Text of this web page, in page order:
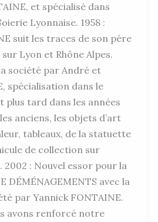
et spécialisé dans
Lyonnaise. 1958 :
suit les traces de son père
Lyon et Rhône Alpes.
société par André et
spécialisation dans le
plus tard dans les années
anciens, les objets d’art
tableaux, de la statuette
de collection sur
2002 : Nouvel essor pour la
DÉMÉNAGEMENTS avec la
par Yannick FONTAINE.
avons renforcé notre